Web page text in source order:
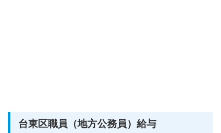
台東区職員（地方公務員）給与